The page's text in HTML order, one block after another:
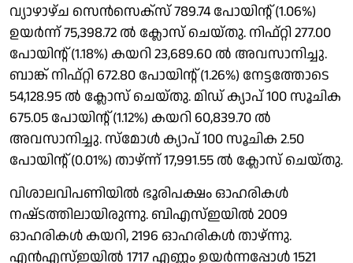
വ്യാഴാഴ്ച സെൻസെക്‌സ് 789.74 പോയിൻ്റ് (1.06%)
ഉയർന്ന് 75,398.72 ൽ ക്ലോസ് ചെയ്തു. നിഫ്റ്റി 277.00
പോയിൻ്റ് (1.18%) കയറി 23,689.60 ൽ അവസാനിച്ചു.
ബാങ്ക് നിഫ്റ്റി 672.80 പോയിൻ്റ് (1.26%) നേട്ടത്തോടെ
54,128.95 ൽ ക്ലോസ് ചെയ്തു. മിഡ് ക്യാപ് 100 സൂചിക
675.05 പോയിൻ്റ് (1.12%) കയറി 60,839.70 ൽ
അവസാനിച്ചു. സ്മോൾ ക്യാപ് 100 സൂചിക 2.50
പോയിൻ്റ് (0.01%) താഴ്‌ന്ന് 17,991.55 ൽ ക്ലോസ് ചെയ്തു.
വിശാലവിപണിയിൽ ഭൂരിപക്ഷം ഓഹരികൾ
നഷ്‌ടത്തിലായിരുന്നു. ബിഎസ്ഇയിൽ 2009
ഓഹരികൾ കയറി, 2196 ഓഹരികൾ താഴ്ന്നു.
എൻഎസ്ഇയിൽ 1717 എണ്ണം ഉയർന്നപ്പോൾ 1521